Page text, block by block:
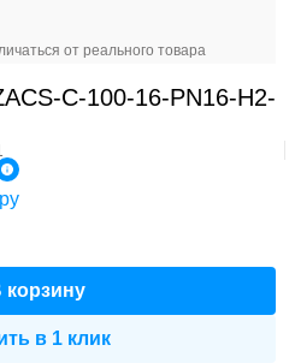
от реального товара
C-100-16-PN16-H2-
корзину
в 1 клик